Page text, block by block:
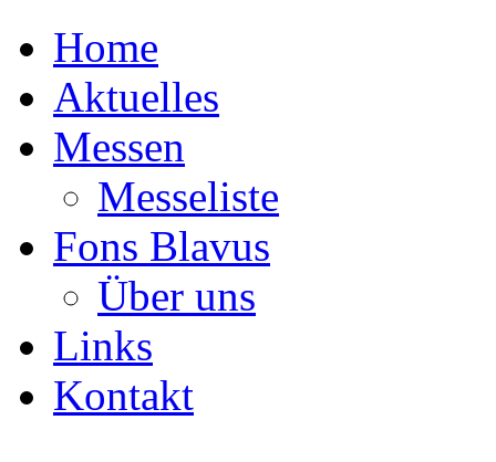
Home
Aktuelles
Messen
Messeliste
Fons Blavus
Über uns
Links
Kontakt